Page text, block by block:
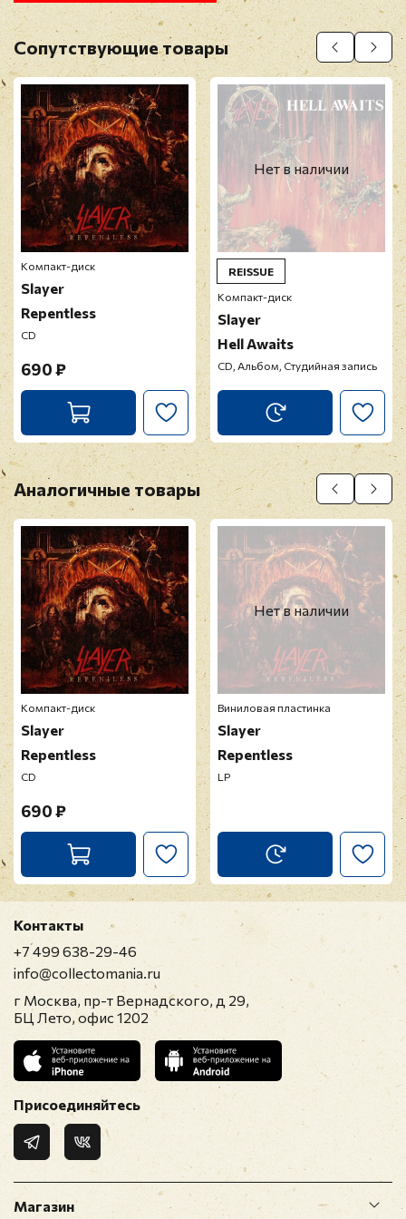
Оставить отзыв
Перед публикацией отзывы проходят
модерацию
Сопутствующие товары
Компакт-диск
Slayer
Repentless
CD
690 ₽
Нет в наличии
REISSUE
Компакт-диск
Slayer
Hell Awaits
CD, Альбом, Студийная запись
Аналогичные товары
Компакт-диск
Slayer
Repentless
CD
690 ₽
Нет в наличии
Виниловая пластинка
Slayer
Repentless
LP
Магазин
Контакты
+7 499 638-29-46
info@collectomania.ru
г Москва, пр-т Вернадского, д 29,
БЦ Лето, офис 1202
Присоединяйтесь